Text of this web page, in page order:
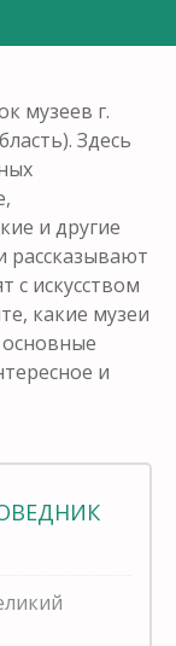
музеев г.
Здесь
и другие
рассказывают
с искусством
какие музеи
и